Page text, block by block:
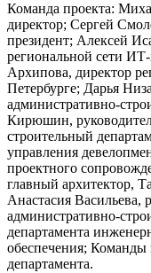
Команда проекта:
директор; Сергей
президент; Алексей
региональной сети
Архипова, директор
Петербурге; Дарья
административно-
Кирюшин,
строительный
управления
проектного
главный архитектор,
Анастасия Васильева,
административно-
департамента
обеспечения; Команды
департамента.